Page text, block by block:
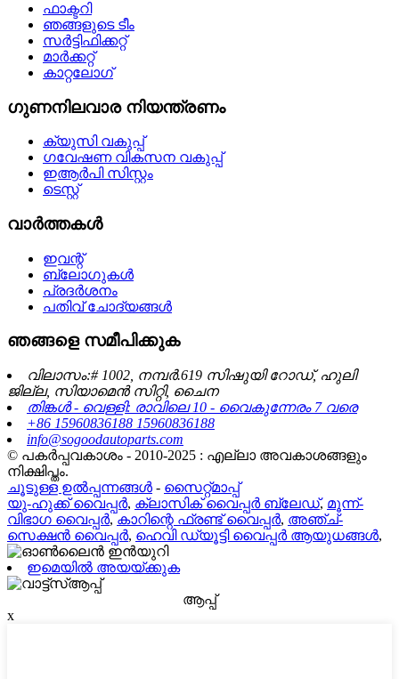
ഫാക്ടറി
ഞങ്ങളുടെ ടീം
സർട്ടിഫിക്കറ്റ്
മാർക്കറ്റ്
കാറ്റലോഗ്
ഗുണനിലവാര നിയന്ത്രണം
ക്യുസി വകുപ്പ്
ഗവേഷണ വികസന വകുപ്പ്
ഇആർപി സിസ്റ്റം
ടെസ്റ്റ്
വാർത്തകൾ
ഇവന്റ്
ബ്ലോഗുകൾ
പ്രദർശനം
പതിവ് ചോദ്യങ്ങൾ
ഞങ്ങളെ സമീപിക്കുക
വിലാസം:# 1002, നമ്പർ.619 സിഷുയി റോഡ്, ഹുലി
ജില്ല, സിയാമെൻ സിറ്റി, ചൈന
തിങ്കൾ - വെള്ളി: രാവിലെ 10 - വൈകുന്നേരം 7 വരെ
+86 15960836188 15960836188
info@sogoodautoparts.com
© പകർപ്പവകാശം - 2010-2025 : എല്ലാ അവകാശങ്ങളും
നിക്ഷിപ്തം.
ചൂടുള്ള ഉൽപ്പന്നങ്ങൾ - സൈറ്റ്മാപ്പ്
യു-ഹുക്ക് വൈപ്പർ, ക്ലാസിക് വൈപ്പർ ബ്ലേഡ്, മൂന്ന്-
വിഭാഗ വൈപ്പർ, കാറിന്റെ ഫ്രണ്ട് വൈപ്പർ, അഞ്ച്-
സെക്ഷൻ വൈപ്പർ, ഹെവി ഡ്യൂട്ടി വൈപ്പർ ആയുധങ്ങൾ,
ഇമെയിൽ അയയ്ക്കുക
ആപ്പ്
x